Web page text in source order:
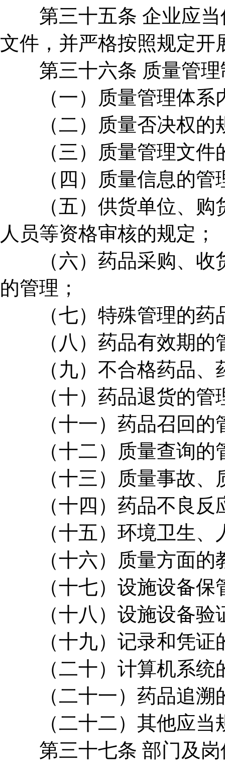
第三十五条 企业应当
文件，并严格按照规定开
第三十六条 质量管理
（一）质量管理体系
（二）质量否决权的
（三）质量管理文件
（四）质量信息的管
（五）供货单位、购
人员等资格审核的规定；
（六）药品采购、收
的管理；
（七）特殊管理的药
（八）药品有效期的
（九）不合格药品、
（十）药品退货的管
（十一）药品召回的
（十二）质量查询的
（十三）质量事故、
（十四）药品不良反
（十五）环境卫生、
（十六）质量方面的
（十七）设施设备保
（十八）设施设备验
（十九）记录和凭证
（二十）计算机系统
（二十一）药品追溯
（二十二）其他应当
第三十七条 部门及岗